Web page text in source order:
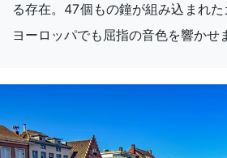
る存在。47個もの鐘が組み込まれた
ヨーロッパでも屈指の音色を響かせ